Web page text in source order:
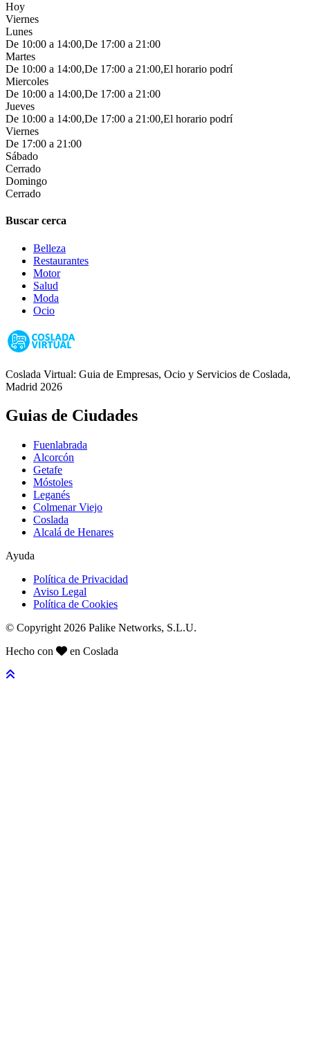
Hoy
Viernes
Lunes
De 10:00 a 14:00,De 17:00 a 21:00
Martes
De 10:00 a 14:00,De 17:00 a 21:00,El horario podrí
Miercoles
De 10:00 a 14:00,De 17:00 a 21:00
Jueves
De 10:00 a 14:00,De 17:00 a 21:00,El horario podrí
Viernes
De 17:00 a 21:00
Sábado
Cerrado
Domingo
Cerrado
Buscar cerca
Belleza
Restaurantes
Motor
Salud
Moda
Ocio
Coslada Virtual: Guia de Empresas, Ocio y Servicios de Coslada,
Madrid 2026
Guias de Ciudades
Fuenlabrada
Alcorcón
Getafe
Móstoles
Leganés
Colmenar Viejo
Coslada
Alcalá de Henares
Ayuda
Política de Privacidad
Aviso Legal
Política de Cookies
© Copyright 2026 Palike Networks, S.L.U.
Hecho con
en Coslada